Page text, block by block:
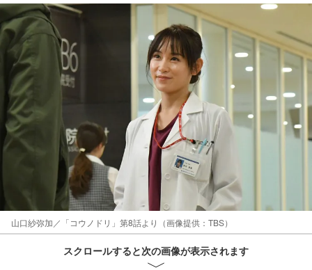
山口紗弥加／「コウノドリ」第8話より（画像提供：TBS）
スクロールすると次の画像が表示されます